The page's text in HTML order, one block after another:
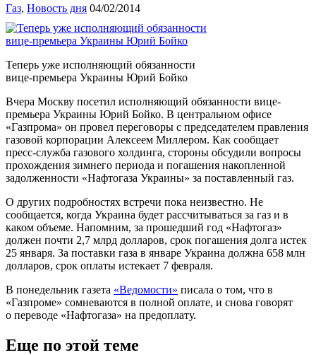
Газ, Новость дня 04/02/2014
Теперь уже исполняющий обязанности
вице-премьера Украины Юрий Бойко
Вчера Москву посетил исполняющий обязанности вице-
премьера Украины Юрий Бойко. В центральном офисе
«Газпрома» он провел переговоры с председателем правления
газовой корпорации Алексеем Миллером. Как сообщает
пресс-служба газового холдинга, стороны обсудили вопросы
прохождения зимнего периода и погашения накопленной
задолженности «Нафтогаза Украины» за поставленный газ.
О других подробностях встречи пока неизвестно. Не
сообщается, когда Украина будет рассчитываться за газ и в
каком объеме. Напомним, за прошедший год «Нафтогаз»
должен почти 2,7 млрд долларов, срок погашения долга истек
25 января. За поставки газа в январе Украина должна 658 млн
долларов, срок оплаты истекает 7 февраля.
В понедельник газета «Ведомости» писала о том, что в
«Газпроме» сомневаются в полной оплате, и снова говорят
о переводе «Нафтогаза» на предоплату.
Еще по этой теме